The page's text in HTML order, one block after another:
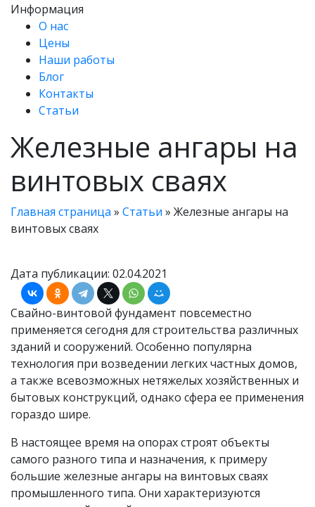
Информация
О нас
Цены
Наши работы
Блог
Контакты
Статьи
Железные ангары на
винтовых сваях
Главная страница » Статьи » Железные ангары на
винтовых сваях
Дата публикации: 02.04.2021
Свайно-винтовой фундамент повсеместно
применяется сегодня для строительства различных
зданий и сооружений. Особенно популярна
технология при возведении легких частных домов,
а также всевозможных нетяжелых хозяйственных и
бытовых конструкций, однако сфера ее применения
гораздо шире.
В настоящее время на опорах строят объекты
самого разного типа и назначения, к примеру
большие железные ангары на винтовых сваях
промышленного типа. Они характеризуются